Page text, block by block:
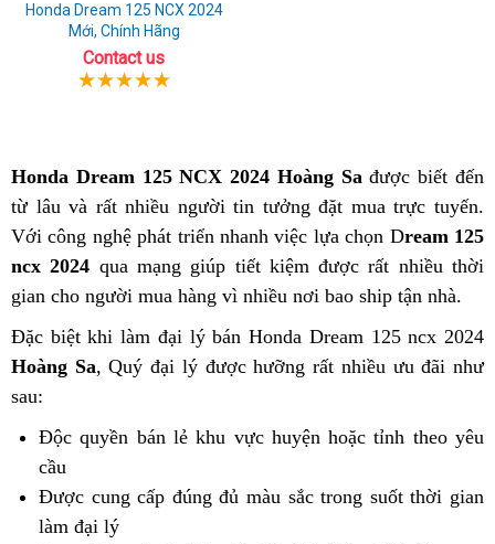
Honda Dream 125 NCX 2024
Mới, Chính Hãng
Contact us
Honda Dream 125 NCX 2024 Hoàng Sađược biết đến
từ lâu và rất nhiều người tin tưởng đặt mua trực tuyến.
Với công nghệ phát triển nhanh việc lựa chọn Dream 125
ncx 2024 qua mạng giúp tiết kiệm được rất nhiều thời
gian cho người mua hàng vì nhiều nơi bao ship tận nhà.
Đặc biệt khi làm đại lý bán Honda Dream 125 ncx 2024
Hoàng Sa, Quý đại lý được hưỡng rất nhiều ưu đãi như
sau:
Độc quyền bán lẻ khu vực huyện hoặc tỉnh theo yêu
cầu
Được cung cấp đúng đủ màu sắc trong suốt thời gian
làm đại lý